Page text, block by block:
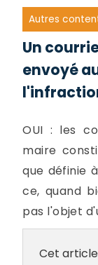
Autres
Un
envoyé
OUI : les
maire
que définie
ce, quand
pas l'objet
Cet